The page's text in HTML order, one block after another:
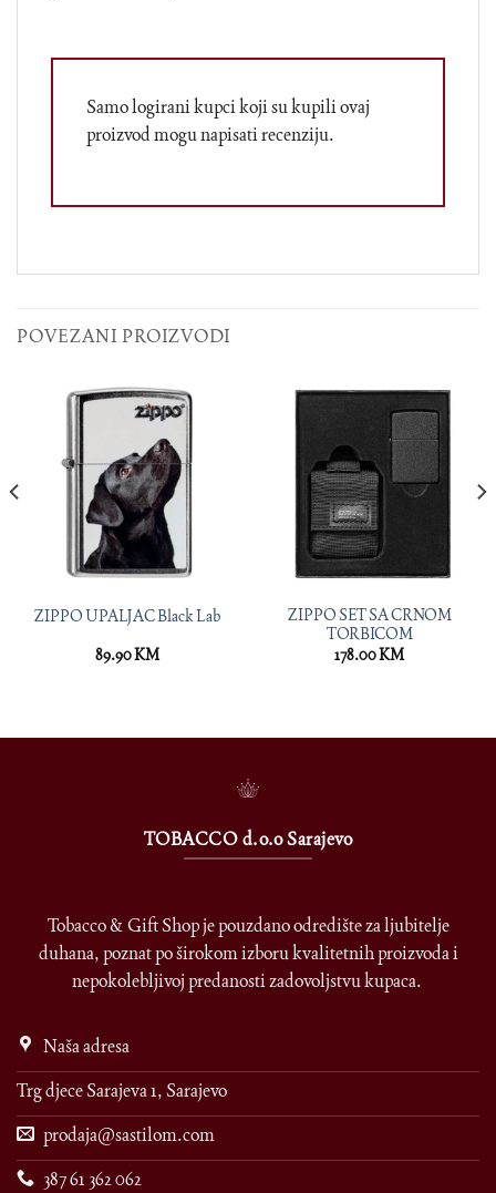
Samo logirani kupci koji su kupili ovaj
proizvod mogu napisati recenziju.
POVEZANI PROIZVODI
ZIPPO UPALJAC Black Lab
89.90KM
ZIPPO SET SA CRNOM
TORBICOM
178.00KM
TOBACCO d.o.o Sarajevo
Tobacco & Gift Shop je pouzdano odredište za ljubitelje
duhana, poznat po širokom izboru kvalitetnih proizvoda i
nepokolebljivoj predanosti zadovoljstvu kupaca.
Naša adresa
Trg djece Sarajeva 1, Sarajevo
prodaja@sastilom.com
387 61 362 062